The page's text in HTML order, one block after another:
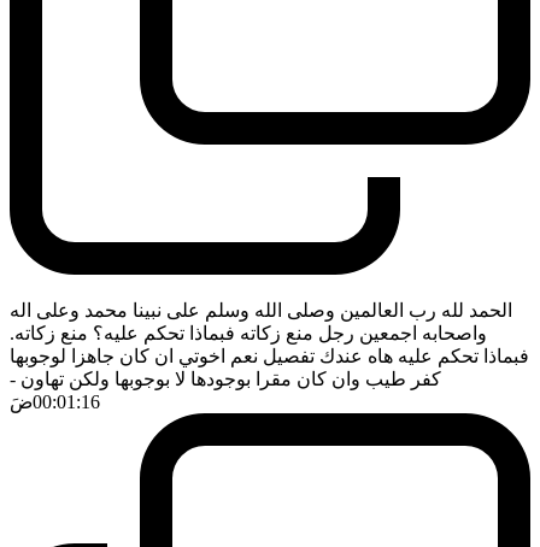
الحمد لله رب العالمين وصلى الله وسلم على نبينا محمد وعلى اله
واصحابه اجمعين رجل منع زكاته فبماذا تحكم عليه؟ منع زكاته.
فبماذا تحكم عليه هاه عندك تفصيل نعم اخوتي ان كان جاهزا لوجوبها
كفر طيب وان كان مقرا بوجودها لا بوجوبها ولكن تهاون -
00:01:16ضَ